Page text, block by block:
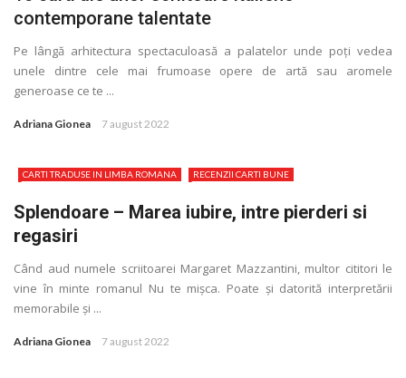
contemporane talentate
Pe lângă arhitectura spectaculoasă a palatelor unde poţi vedea
unele dintre cele mai frumoase opere de artă sau aromele
generoase ce te ...
Adriana Gionea 7 august 2022
CARTI TRADUSE IN LIMBA ROMANA RECENZII CARTI BUNE
Splendoare – Marea iubire, intre pierderi si
regasiri
Când aud numele scriitoarei Margaret Mazzantini, multor cititori le
vine în minte romanul Nu te mișca. Poate și datorită interpretării
memorabile și ...
Adriana Gionea 7 august 2022